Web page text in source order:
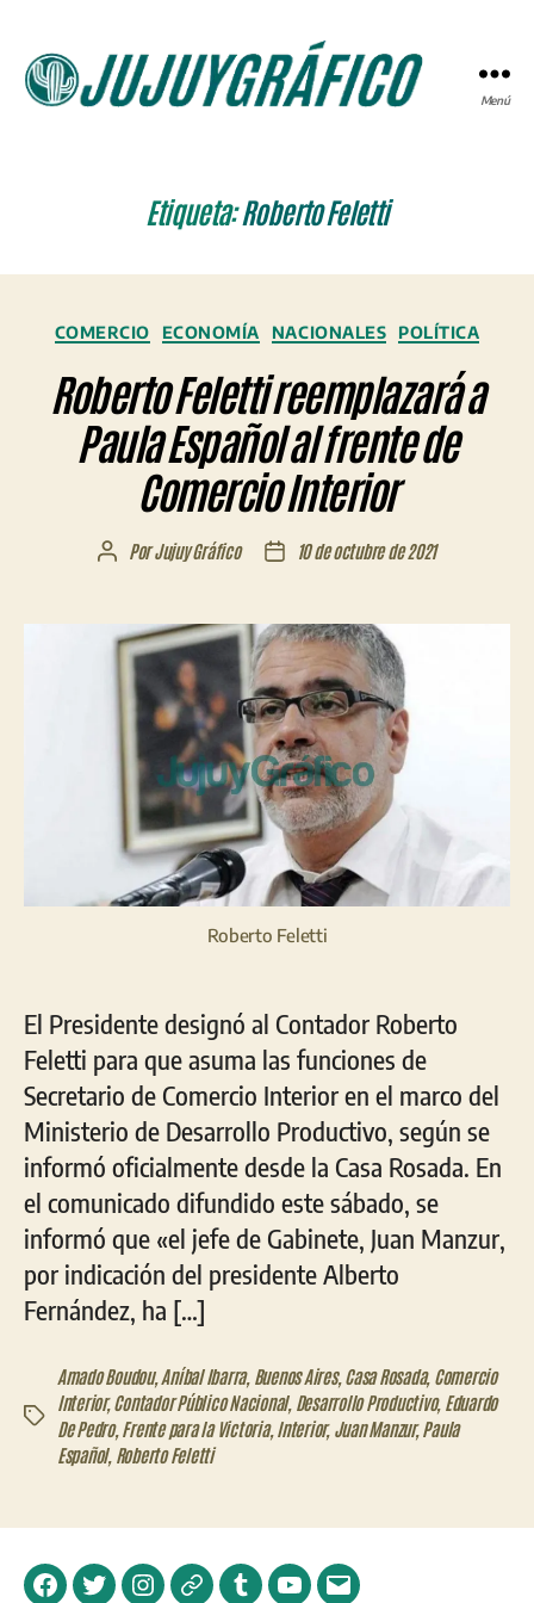
Menú
Etiqueta:Roberto Feletti
Categorías
COMERCIO ECONOMÍA NACIONALES POLÍTICA
Roberto Feletti reemplazará a
Paula Español al frente de
Comercio Interior
Autor
entrada
PorJujuy Gráfico
Fecha
entrada
10 de octubre de 2021
Roberto Feletti
El Presidente designó al Contador Roberto
Feletti para que asuma las funciones de
Secretario de Comercio Interior en el marco del
Ministerio de Desarrollo Productivo, según se
informó oficialmente desde la Casa Rosada. En
el comunicado difundido este sábado, se
informó que «el jefe de Gabinete, Juan Manzur,
por indicación del presidente Alberto
Fernández, ha […]
Etiquetas
Amado Boudou, Aníbal Ibarra, Buenos Aires, Casa Rosada, Comercio
Interior,Contador Público Nacional, Desarrollo Productivo, Eduardo
De Pedro, Frente para la Victoria, Interior, Juan Manzur,Paula
Español, Roberto Feletti